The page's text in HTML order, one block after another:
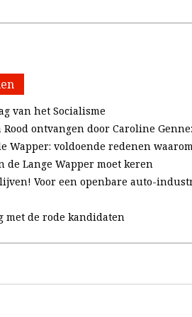
van het Socialisme
Rood ontvangen door Caroline
Wapper: voldoende redenen
de Lange Wapper moet keren
Voor een openbare auto-
met de rode kandidaten